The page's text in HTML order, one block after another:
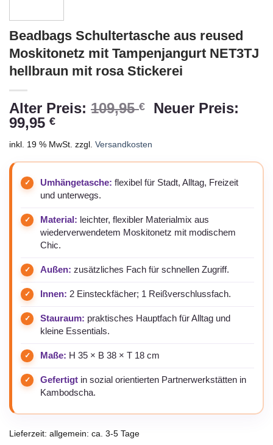
Beadbags Schultertasche aus reused
Moskitonetz mit Tampenjangurt NET3TJ
hellbraun mit rosa Stickerei
Alter Preis: 109,95€
Ursprünglicher
Neuer Preis:
99,95 €Aktueller
ist:
99,95 €.
inkl. 19 % MwSt. zzgl. Versandkosten
Umhängetasche: flexibel für Stadt, Alltag, Freizeit
und unterwegs.
Material: leichter, flexibler Materialmix aus
wiederverwendetem Moskitonetz mit modischem
Chic.
Außen: zusätzliches Fach für schnellen Zugriff.
Innen: 2 Einsteckfächer; 1 Reißverschlussfach.
Stauraum: praktisches Hauptfach für Alltag und
kleine Essentials.
Maße: H 35 × B 38 × T 18 cm
Gefertigt in sozial orientierten Partnerwerkstätten in
Kambodscha.
Lieferzeit: allgemein: ca. 3-5 Tage